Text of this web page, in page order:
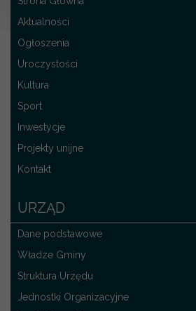
Aktualności
Ogłoszenia
Uroczystości
Kultura
Sport
Inwestycje
Projekty unijne
Kontakt
URZĄD
Dane podstawowe
Władze Gminy
Struktura Urzędu
Jednostki Organizacyjne